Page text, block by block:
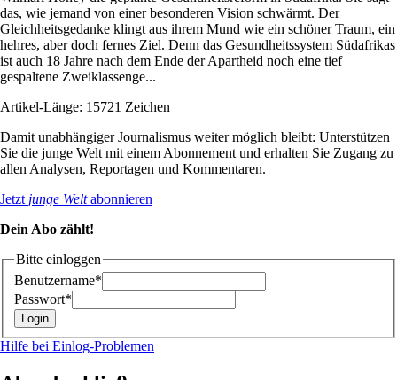
das, wie jemand von einer besonderen Vision schwärmt. Der
Gleichheitsgedanke klingt aus ihrem Mund wie ein schöner Traum, ein
hehres, aber doch fernes Ziel. Denn das Gesundheitssystem Südafrikas
ist auch 18 Jahre nach dem Ende der Apartheid noch eine tief
gespaltene Zweiklassenge...
Artikel-Länge: 15721 Zeichen
Damit unabhängiger Journalismus weiter möglich bleibt: Unterstützen
Sie die junge Welt mit einem Abonnement und erhalten Sie Zugang zu
allen Analysen, Reportagen und Kommentaren.
Jetzt junge Weltabonnieren
Dein Abo zählt!
Bitte einloggen
Benutzername*
Passwort*
Hilfe bei Einlog-Problemen